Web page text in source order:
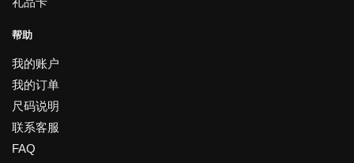
帮助
我的账户
我的订单
尺码说明
联系客服
FAQ